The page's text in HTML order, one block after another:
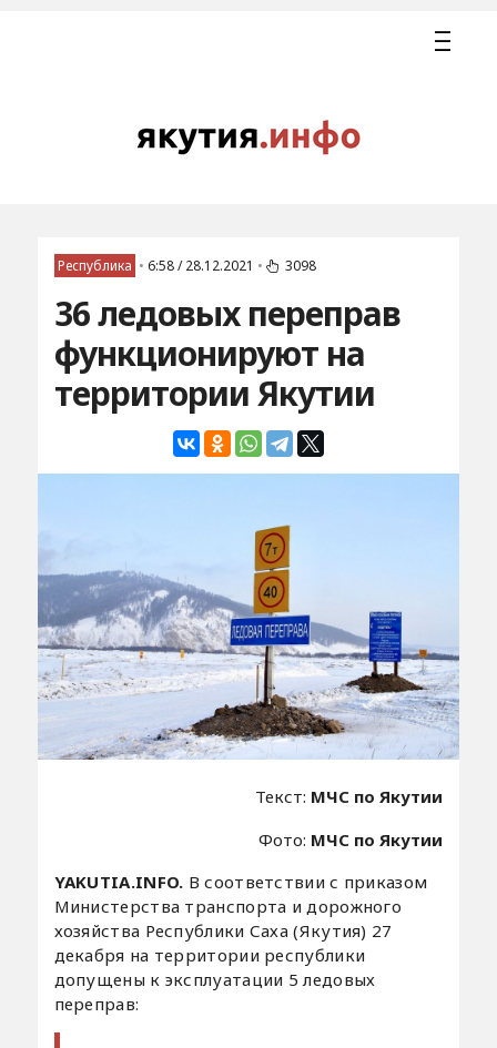
Республика • 6:58 / 28.12.2021 • 3098
36 ледовых переправ
функционируют на
территории Якутии
Текст: МЧС по Якутии
Фото: МЧС по Якутии
YAKUTIA.INFO. В соответствии с приказом
Министерства транспорта и дорожного
хозяйства Республики Саха (Якутия) 27
декабря на территории республики
допущены к эксплуатации 5 ледовых
переправ: